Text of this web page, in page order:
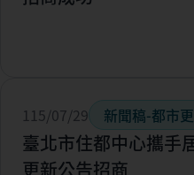
115/07/29 新聞稿-都市
臺北市住都中心攜手居民推動
更新公告招商